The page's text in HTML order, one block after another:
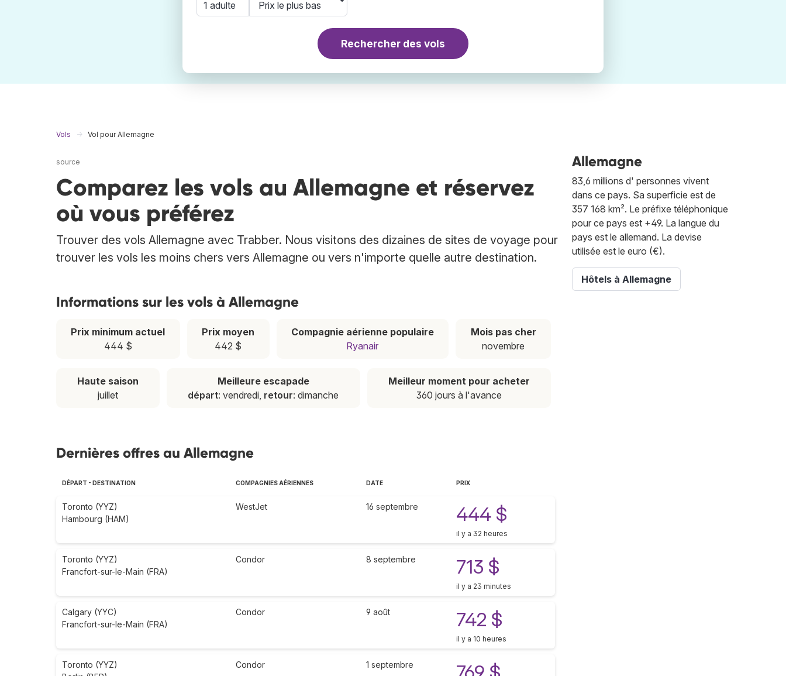
1 adulte
Rechercher des vols
Vols Vol pour Allemagne
source
Comparez les vols au Allemagne et réservez
où vous préférez
Trouver des vols Allemagne avec Trabber. Nous visitons des dizaines de sites de voyage pour
trouver les vols les moins chers vers Allemagne ou vers n'importe quelle autre destination.
Informations sur les vols à Allemagne
Prix minimum actuel
444 $
Prix moyen
442 $
Compagnie aérienne populaire
Ryanair
Mois pas cher
novembre
Haute saison
juillet
Meilleure escapade
départ: vendredi, retour: dimanche
Meilleur moment pour acheter
360 jours à l'avance
Dernières offres au Allemagne
DÉPART - DESTINATION COMPAGNIES AÉRIENNES DATE PRIX
Toronto (YYZ)
Hambourg (HAM)
WestJet 16 septembre 444 $
il y a 32 heures
Toronto (YYZ)
Francfort-sur-le-Main (FRA)
Condor 8 septembre 713 $
il y a 23 minutes
Calgary (YYC)
Francfort-sur-le-Main (FRA)
Condor 9 août 742 $
il y a 10 heures
Toronto (YYZ)
Condor 1 septembre
Allemagne
83,6 millions d' personnes vivent
dans ce pays. Sa superficie est de
357 168 km². Le préfixe téléphonique
pour ce pays est +49. La langue du
pays est le allemand. La devise
utilisée est le euro (€).
Hôtels à Allemagne